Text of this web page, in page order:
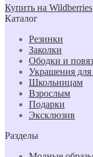
Купить на Wildberries
Каталог
Резинки
Заколки
Ободки и
Украшения для
Школьницам
Взрослым
Подарки
Эксклюзив
Разделы